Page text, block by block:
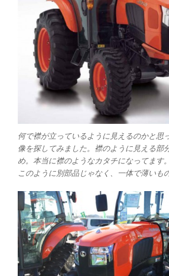
何で襟が立っているように見えるのかと思
像を探してみました。襟のように見える部
め。本当に襟のようなカタチになってます
このように別部品じゃなく、一体で薄いもの